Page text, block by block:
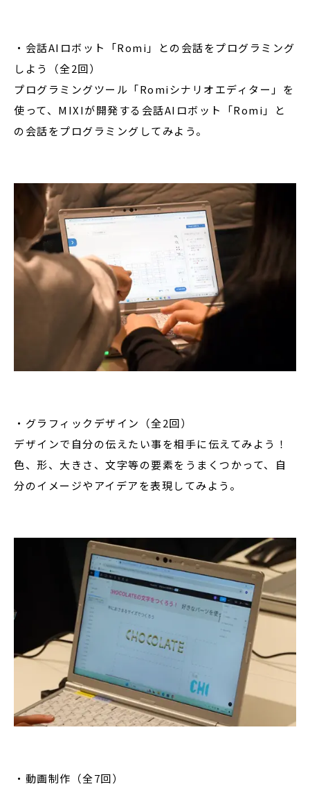
・会話AIロボット「Romi」との会話をプログラミング
しよう（全2回）
プログラミングツール「Romiシナリオエディター」を
使って、MIXIが開発する会話AIロボット「Romi」と
の会話をプログラミングしてみよう。
・グラフィックデザイン（全2回）
デザインで自分の伝えたい事を相手に伝えてみよう！
色、形、大きさ、文字等の要素をうまくつかって、自
分のイメージやアイデアを表現してみよう。
・動画制作（全7回）